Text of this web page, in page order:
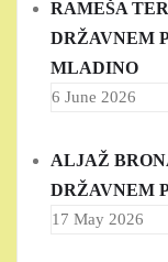
RAMEŠA
DRŽAVNEM
MLADINO
6 June 2026
ALJAŽ
DRŽAVNEM
17 May 2026